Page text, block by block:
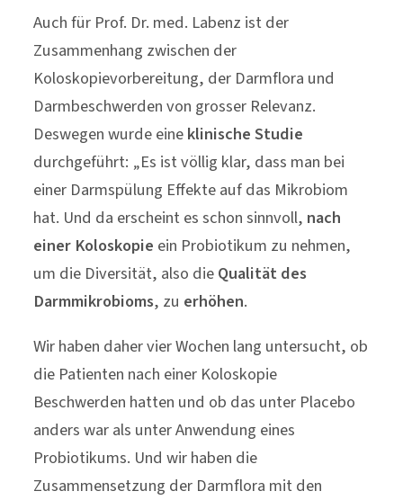
Auch für Prof. Dr. med. Labenz ist der
Zusammenhang zwischen der
Koloskopievorbereitung, der Darmflora und
Darmbeschwerden von grosser Relevanz.
Deswegen wurde eineklinische Studie
durchgeführt: „Es ist völlig klar, dass man bei
einer Darmspülung Effekte auf das Mikrobiom
hat. Und da erscheint es schon sinnvoll, nach
einer Koloskopie ein Probiotikum zu nehmen,
um die Diversität, also dieQualität des
Darmmikrobioms, zu erhöhen.
Wir haben daher vier Wochen lang untersucht, ob
die Patienten nach einer Koloskopie
Beschwerden hatten und ob das unter Placebo
anders war als unter Anwendung eines
Probiotikums. Und wir haben die
Zusammensetzung der Darmflora mit den